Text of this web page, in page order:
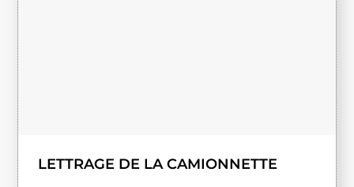
LETTRAGE DE LA CAMIONNETTE